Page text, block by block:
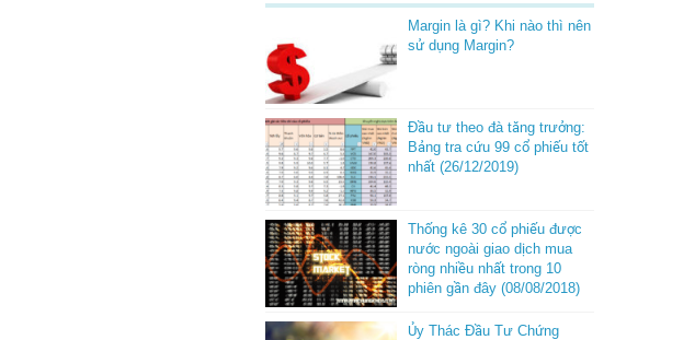
Margin là gì? Khi nào thì nên
sử dụng Margin?
Đầu tư theo đà tăng trưởng:
Bảng tra cứu 99 cổ phiếu tốt
nhất (26/12/2019)
Thống kê 30 cổ phiếu được
nước ngoài giao dịch mua
ròng nhiều nhất trong 10
phiên gần đây (08/08/2018)
Ủy Thác Đầu Tư Chứng